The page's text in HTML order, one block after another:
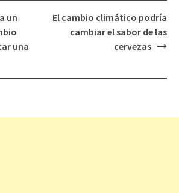
un
una
El cambio climático podría
cambiar el sabor de las
cervezas